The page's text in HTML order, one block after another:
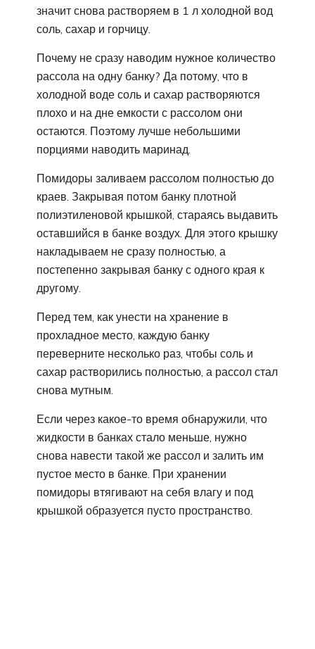
значит снова растворяем в 1 л холодной вод
соль, сахар и горчицу.
Почему не сразу наводим нужное количество
рассола на одну банку? Да потому, что в
холодной воде соль и сахар растворяются
плохо и на дне емкости с рассолом они
остаются. Поэтому лучше небольшими
порциями наводить маринад.
Помидоры заливаем рассолом полностью до
краев. Закрывая потом банку плотной
полиэтиленовой крышкой, стараясь выдавить
оставшийся в банке воздух. Для этого крышку
накладываем не сразу полностью, а
постепенно закрывая банку с одного края к
другому.
Перед тем, как унести на хранение в
прохладное место, каждую банку
переверните несколько раз, чтобы соль и
сахар растворились полностью, а рассол стал
снова мутным.
Если через какое-то время обнаружили, что
жидкости в банках стало меньше, нужно
снова навести такой же рассол и залить им
пустое место в банке. При хранении
помидоры втягивают на себя влагу и под
крышкой образуется пусто пространство.